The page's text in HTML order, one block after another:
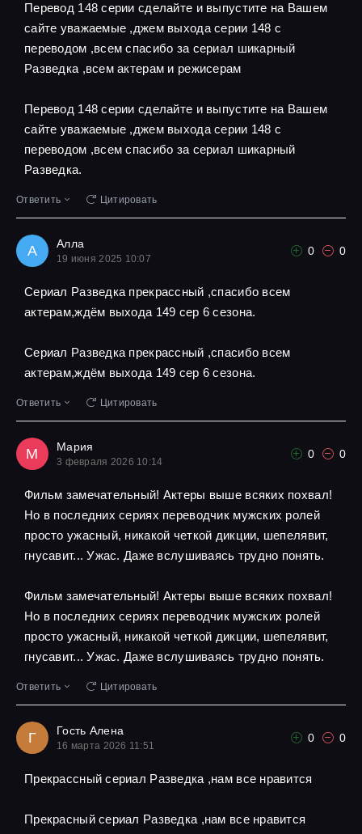
Перевод 148 серии сделайте и выпустите на Вашем
сайте уважаемые ,джем выхода серии 148 с
переводом ,всем спасибо за сериал шикарный
Разведка ,всем актерам и режисерам
Перевод 148 серии сделайте и выпустите на Вашем
сайте уважаемые ,джем выхода серии 148 с
переводом ,всем спасибо за сериал шикарный
Разведка.
Ответить Цитировать
А Алла
19 июня 2025 10:07
0 0
Сериал Разведка прекрассный ,спасибо всем
актерам,ждём выхода 149 сер 6 сезона.
Сериал Разведка прекрассный ,спасибо всем
актерам,ждём выхода 149 сер 6 сезона.
Ответить Цитировать
М Мария
3 февраля 2026 10:14
0 0
Фильм замечательный! Актеры выше всяких похвал!
Но в последних сериях переводчик мужских ролей
просто ужасный, никакой четкой дикции, шепелявит,
гнусавит... Ужас. Даже вслушиваясь трудно понять.
Фильм замечательный! Актеры выше всяких похвал!
Но в последних сериях переводчик мужских ролей
просто ужасный, никакой четкой дикции, шепелявит,
гнусавит... Ужас. Даже вслушиваясь трудно понять.
Ответить Цитировать
Г Гость Алена
16 марта 2026 11:51
0 0
Прекрассный сериал Разведка ,нам все нравится
Прекрасный сериал Разведка ,нам все нравится